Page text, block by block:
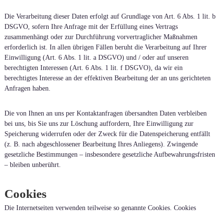
Die Verarbeitung dieser Daten erfolgt auf Grundlage von Art. 6 Abs. 1 lit. b
DSGVO, sofern Ihre Anfrage mit der Erfüllung eines Vertrags
zusammenhängt oder zur Durchführung vorvertraglicher Maßnahmen
erforderlich ist. In allen übrigen Fällen beruht die Verarbeitung auf Ihrer
Einwilligung (Art. 6 Abs. 1 lit. a DSGVO) und / oder auf unseren
berechtigten Interessen (Art. 6 Abs. 1 lit. f DSGVO), da wir ein
berechtigtes Interesse an der effektiven Bearbeitung der an uns gerichteten
Anfragen haben.
Die von Ihnen an uns per Kontaktanfragen übersandten Daten verbleiben
bei uns, bis Sie uns zur Löschung auffordern, Ihre Einwilligung zur
Speicherung widerrufen oder der Zweck für die Datenspeicherung entfällt
(z. B. nach abgeschlossener Bearbeitung Ihres Anliegens). Zwingende
gesetzliche Bestimmungen – insbesondere gesetzliche Aufbewahrungsfristen
– bleiben unberührt.
Cookies
Die Internetseiten verwenden teilweise so genannte Cookies. Cookies